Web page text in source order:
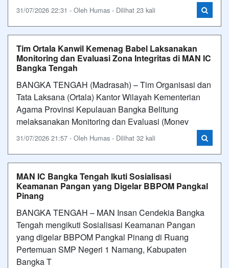
31/07/2026 22:31 - Oleh Humas - Dilihat 23 kali
Tim Ortala Kanwil Kemenag Babel Laksanakan
Monitoring dan Evaluasi Zona Integritas di MAN IC
Bangka Tengah
BANGKA TENGAH (Madrasah) – Tim Organisasi dan
Tata Laksana (Ortala) Kantor Wilayah Kementerian
Agama Provinsi Kepulauan Bangka Belitung
melaksanakan Monitoring dan Evaluasi (Monev
31/07/2026 21:57 - Oleh Humas - Dilihat 32 kali
MAN IC Bangka Tengah Ikuti Sosialisasi
Keamanan Pangan yang Digelar BBPOM Pangkal
Pinang
BANGKA TENGAH – MAN Insan Cendekia Bangka
Tengah mengikuti Sosialisasi Keamanan Pangan
yang digelar BBPOM Pangkal Pinang di Ruang
Pertemuan SMP Negeri 1 Namang, Kabupaten
Bangka T